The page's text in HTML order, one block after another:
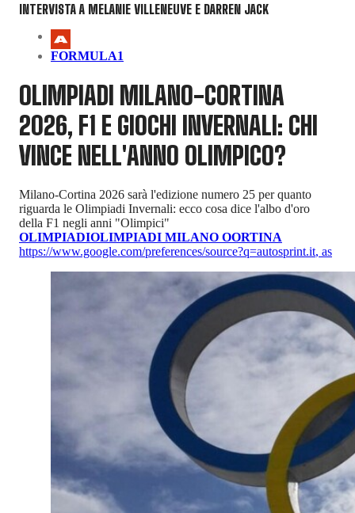
INTERVISTA A MELANIE VILLENEUVE E DARREN JACK
FORMULA1
OLIMPIADI MILANO-CORTINA
2026, F1 E GIOCHI INVERNALI: CHI
VINCE NELL'ANNO OLIMPICO?
Milano-Cortina 2026 sarà l'edizione numero 25 per quanto
riguarda le Olimpiadi Invernali: ecco cosa dice l'albo d'oro
della F1 negli anni "Olimpici"
OLIMPIADIOLIMPIADI MILANO OORTINA
https://www.google.com/preferences/source?q=autosprint.it, as